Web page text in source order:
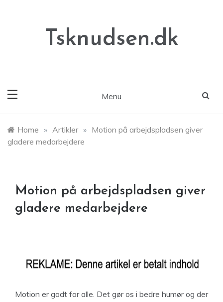
Tsknudsen.dk
Menu
Home » Artikler » Motion på arbejdspladsen giver
gladere medarbejdere
Motion på arbejdspladsen giver
gladere medarbejdere
Motion er godt for alle. Det gør os i bedre humør og der